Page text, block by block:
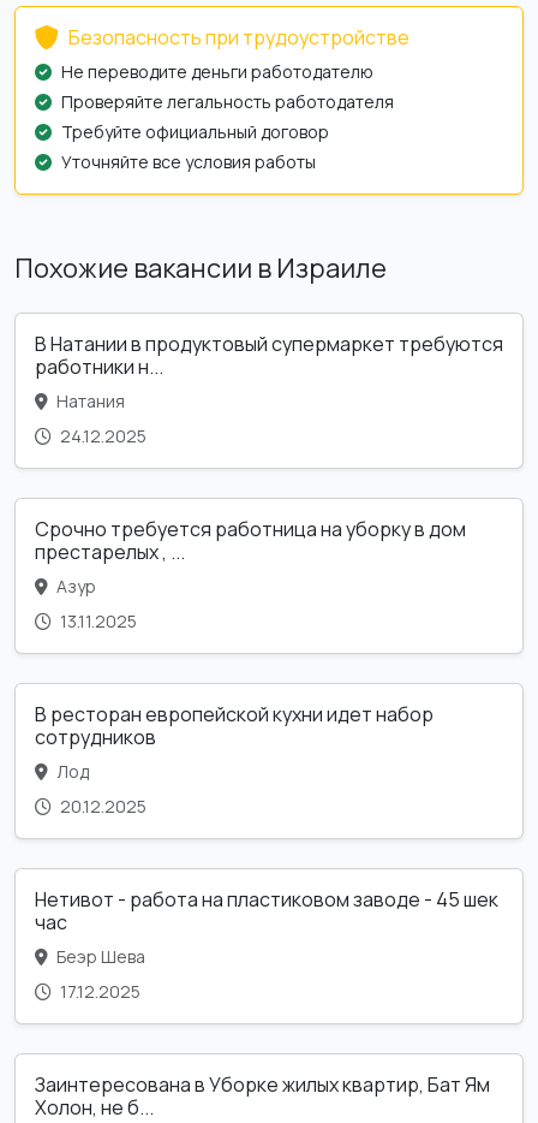
Безопасность при трудоустройстве
Не переводите деньги работодателю
Проверяйте легальность работодателя
Требуйте официальный договор
Уточняйте все условия работы
Похожие вакансии в Израиле
В Натании в продуктовый супермаркет требуются
работники н...
Натания
24.12.2025
Срочно требуется работница на уборку в дом
престарелых , ...
Азур
13.11.2025
В ресторан европейской кухни идет набор
сотрудников
Лод
20.12.2025
Нетивот - работа на пластиковом заводе - 45 шек
час
Беэр Шева
17.12.2025
Заинтересована в Уборке жилых квартир, Бат Ям
Холон, не б...